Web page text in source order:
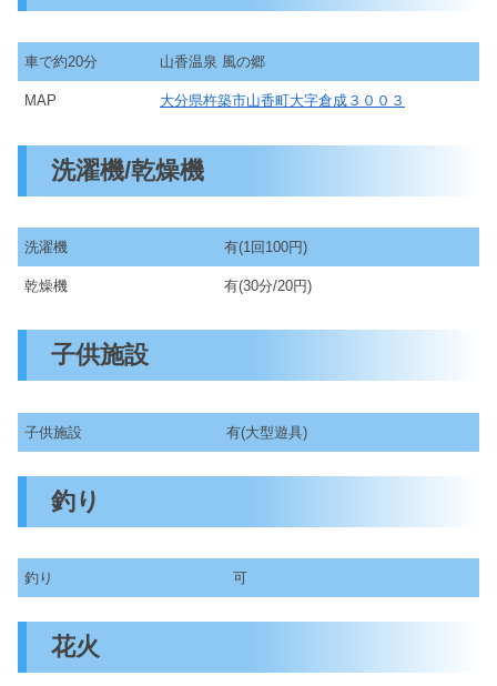
車で約20分 山香温泉 風の郷
MAP 大分県杵築市山香町大字倉成３００３
洗濯機/乾燥機
洗濯機 有(1回100円)
乾燥機 有(30分/20円)
子供施設
子供施設 有(大型遊具)
釣り
釣り 可
花火